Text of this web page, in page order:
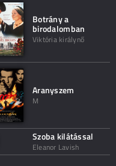
Botrány a
birodalomban
Viktória királynő
Aranyszem
M
Szoba kilátással
Eleanor Lavish